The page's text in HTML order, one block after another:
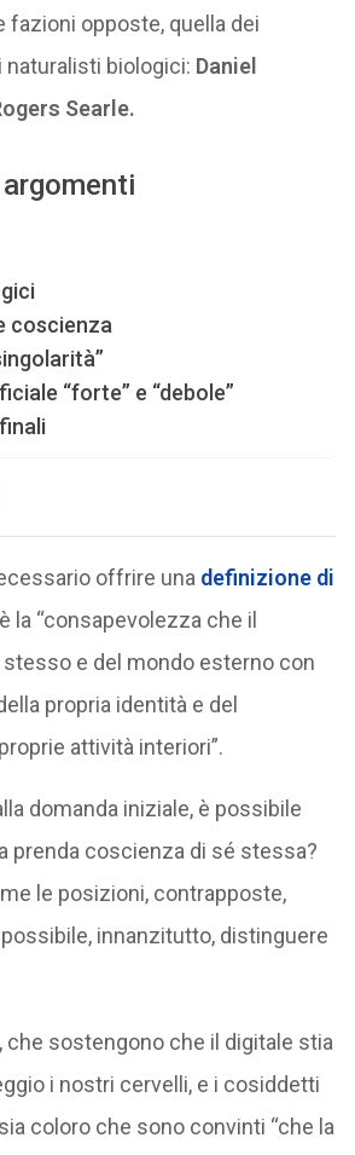
fazioni opposte, quella dei
biologici: Daniel
Searle.
coscienza
“forte” e “debole”
offrire una definizione di
la “consapevolezza che il
e del mondo esterno con
propria identità e del
attività interiori”.
domanda iniziale, è possibile
prenda coscienza di sé stessa?
le posizioni, contrapposte,
possibile, innanzitutto, distinguere
, che sostengono che il digitale stia
i nostri cervelli, e i cosiddetti
coloro che sono convinti “che la